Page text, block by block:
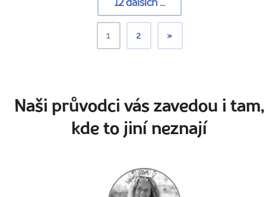
12dalších ...
1 2 »
Naši průvodci vás zavedou i tam,
kde to jiní neznají